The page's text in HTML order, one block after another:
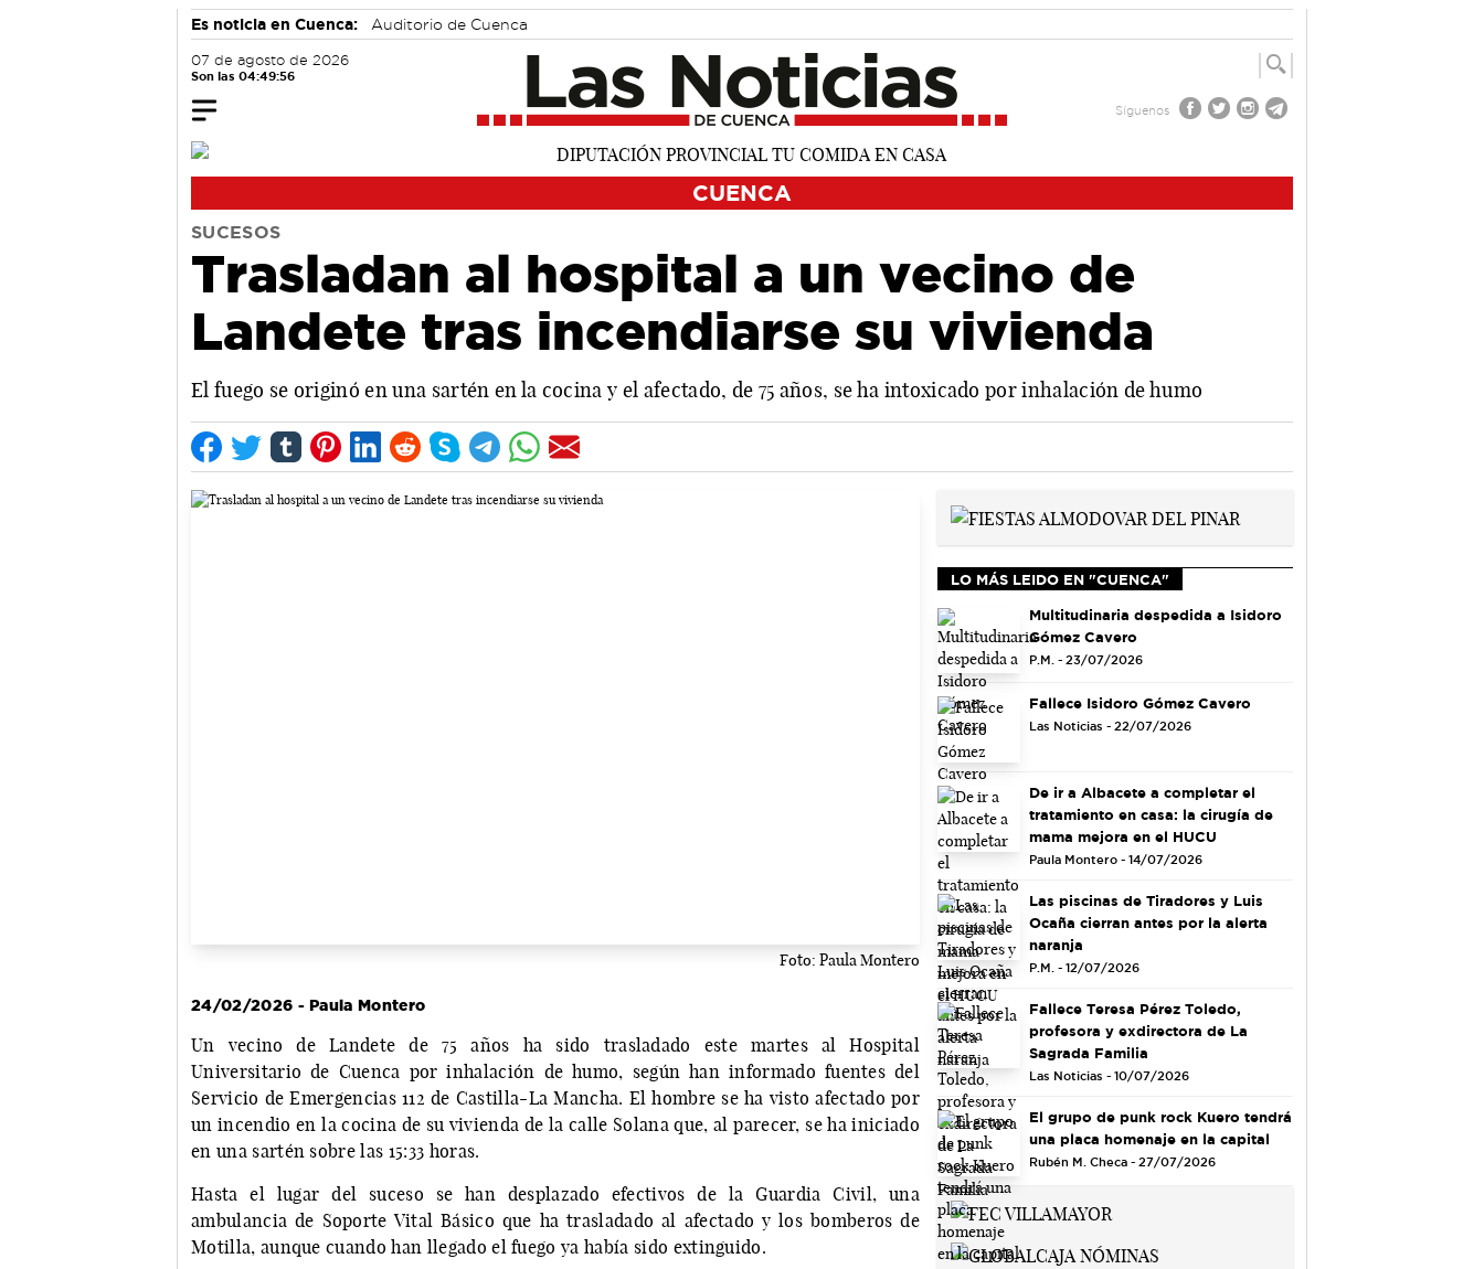
Es noticia en Cuenca: Auditorio de Cuenca
07 de agosto de 2026
Son las 04:49:57
Síguenos
CUENCA
SUCESOS
Trasladan al hospital a un vecino de
Landete tras incendiarse su vivienda
El fuego se originó en una sartén en la cocina y el afectado, de 75 años, se ha intoxicado por inhalación de humo
Foto: Paula Montero
24/02/2026 - Paula Montero
Un vecino de Landete de 75 años ha sido trasladado este martes al Hospital
Universitario de Cuenca por inhalación de humo, según han informado fuentes del
Servicio de Emergencias 112 de Castilla-La Mancha. El hombre se ha visto afectado por
un incendio en la cocina de su vivienda de la calle Solana que, al parecer, se ha iniciado
en una sartén sobre las 15:33 horas.
Hasta el lugar del suceso se han desplazado efectivos de la Guardia Civil, una
ambulancia de Soporte Vital Básico que ha trasladado al afectado y los bomberos de
Motilla, aunque cuando han llegado el fuego ya había sido extinguido.
LO MÁS LEIDO EN "CUENCA"
Multitudinaria despedida a Isidoro
Gómez Cavero
P.M. - 23/07/2026
Fallece Isidoro Gómez Cavero
Las Noticias - 22/07/2026
De ir a Albacete a completar el
tratamiento en casa: la cirugía de
mama mejora en el HUCU
Paula Montero - 14/07/2026
Las piscinas de Tiradores y Luis
Ocaña cierran antes por la alerta
naranja
P.M. - 12/07/2026
Fallece Teresa Pérez Toledo,
profesora y exdirectora de La
Sagrada Familia
Las Noticias - 10/07/2026
El grupo de punk rock Kuero tendrá
una placa homenaje en la capital
Rubén M. Checa - 27/07/2026